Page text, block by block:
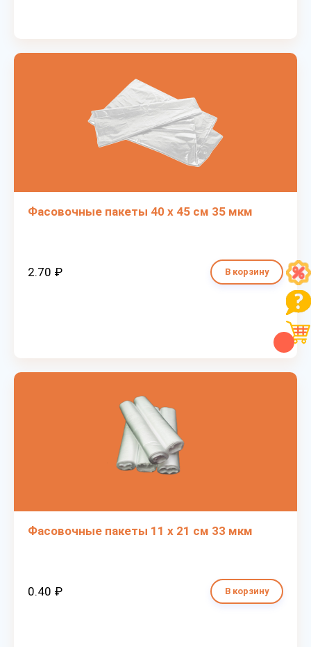
Фасовочные пакеты 40 х 45 см 35 мкм
2.70 ₽ В корзину
Фасовочные пакеты 11 х 21 см 33 мкм
0.40 ₽ В корзину